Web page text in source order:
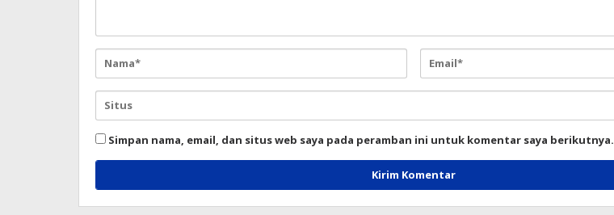
Simpan nama, email, dan situs web saya pada peramban ini untuk komentar saya berikutnya.